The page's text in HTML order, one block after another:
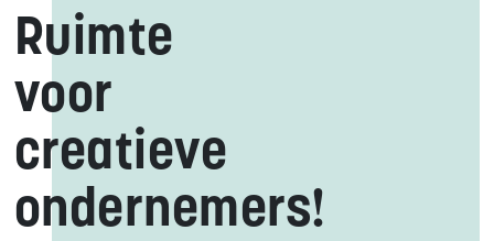
Ruimte
voor
creatieve
ondernemers!